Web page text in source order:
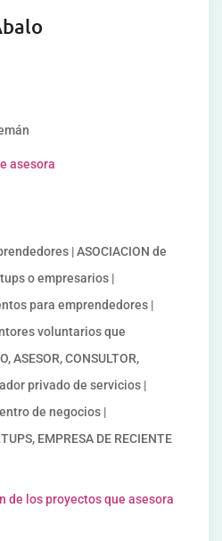
asesora
| ASOCIACION de
o empresarios |
para emprendedores |
voluntarios que
ASESOR, CONSULTOR,
privado de servicios |
de negocios |
EMPRESA DE RECIENTE
de los proyectos que asesora